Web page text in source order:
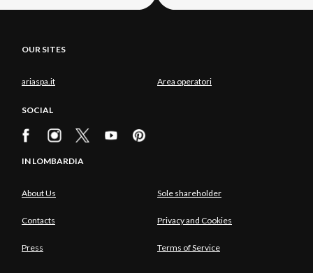
OUR SITES
ariaspa.it Area operatori
SOCIAL
IN LOMBARDIA
About Us Sole shareholder
Contacts Privacy and Cookies
Press Terms of Service